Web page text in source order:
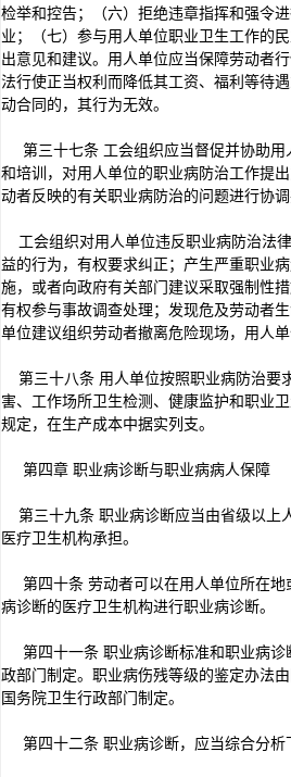
检举和控告；（六）拒绝违章指挥和强令
业；（七）参与用人单位职业卫生工作的
出意见和建议。用人单位应当保障劳动者
法行使正当权利而降低其工资、福利等待
动合同的，其行为无效。
第三十七条 工会组织应当督促并协助用
和培训，对用人单位的职业病防治工作提
动者反映的有关职业病防治的问题进行协调
工会组织对用人单位违反职业病防治法
益的行为，有权要求纠正；产生严重职业
施，或者向政府有关部门建议采取强制性
有权参与事故调查处理；发现危及劳动者
单位建议组织劳动者撤离危险现场，用人单
第三十八条 用人单位按照职业病防治要
害、工作场所卫生检测、健康监护和职业
规定，在生产成本中据实列支。
第四章 职业病诊断与职业病病人保障
第三十九条 职业病诊断应当由省级以上
医疗卫生机构承担。
第四十条 劳动者可以在用人单位所在地
病诊断的医疗卫生机构进行职业病诊断。
第四十一条 职业病诊断标准和职业病诊
政部门制定。职业病伤残等级的鉴定办法
国务院卫生行政部门制定。
第四十二条 职业病诊断，应当综合分析